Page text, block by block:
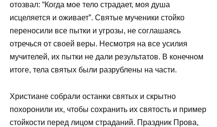
отозвал: “Когда мое тело страдает, моя душа
исцеляется и оживает”. Святые мученики стойко
переносили все пытки и угрозы, не соглашаясь
отречься от своей веры. Несмотря на все усилия
мучителей, их пытки не дали результатов. В конечном
итоге, тела святых были разрублены на части.
Христиане собрали останки святых и скрытно
похоронили их, чтобы сохранить их святость и пример
стойкости перед лицом страданий. Праздник Прова,